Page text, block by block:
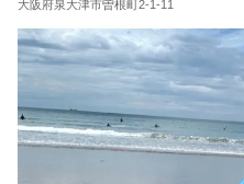
大阪府泉大津市曽根町2-1-11